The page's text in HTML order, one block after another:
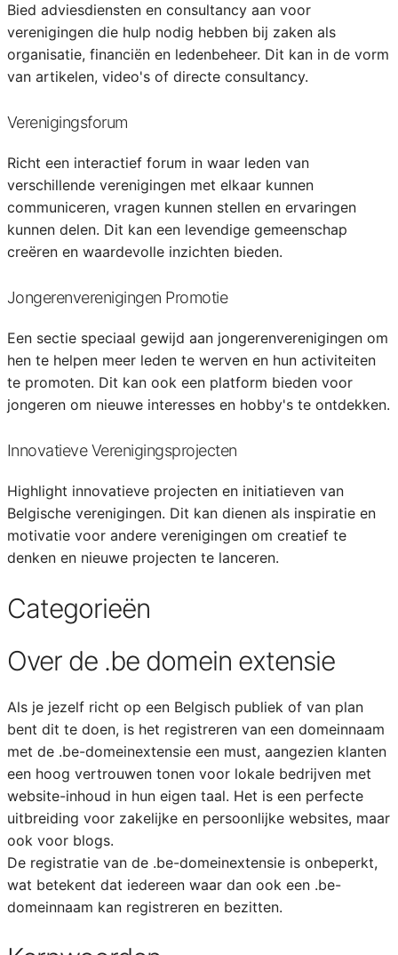
Bied adviesdiensten en consultancy aan voor
verenigingen die hulp nodig hebben bij zaken als
organisatie, financiën en ledenbeheer. Dit kan in de vorm
van artikelen, video's of directe consultancy.
Verenigingsforum
Richt een interactief forum in waar leden van
verschillende verenigingen met elkaar kunnen
communiceren, vragen kunnen stellen en ervaringen
kunnen delen. Dit kan een levendige gemeenschap
creëren en waardevolle inzichten bieden.
Jongerenverenigingen Promotie
Een sectie speciaal gewijd aan jongerenverenigingen om
hen te helpen meer leden te werven en hun activiteiten
te promoten. Dit kan ook een platform bieden voor
jongeren om nieuwe interesses en hobby's te ontdekken.
Innovatieve Verenigingsprojecten
Highlight innovatieve projecten en initiatieven van
Belgische verenigingen. Dit kan dienen als inspiratie en
motivatie voor andere verenigingen om creatief te
denken en nieuwe projecten te lanceren.
Categorieën
Over de .be domein extensie
Als je jezelf richt op een Belgisch publiek of van plan
bent dit te doen, is het registreren van een domeinnaam
met de .be-domeinextensie een must, aangezien klanten
een hoog vertrouwen tonen voor lokale bedrijven met
website-inhoud in hun eigen taal. Het is een perfecte
uitbreiding voor zakelijke en persoonlijke websites, maar
ook voor blogs.
De registratie van de .be-domeinextensie is onbeperkt,
wat betekent dat iedereen waar dan ook een .be-
domeinnaam kan registreren en bezitten.